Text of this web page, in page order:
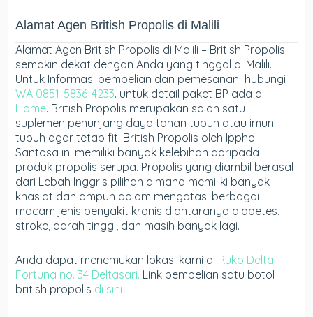
Alamat Agen British Propolis di Malili
Alamat Agen British Propolis di Malili – British Propolis
semakin dekat dengan Anda yang tinggal di Malili.
Untuk Informasi pembelian dan pemesanan hubungi
WA 0851-5836-4233. untuk detail paket BP ada di
Home. British Propolis merupakan salah satu
suplemen penunjang daya tahan tubuh atau imun
tubuh agar tetap fit. British Propolis oleh Ippho
Santosa ini memiliki banyak kelebihan daripada
produk propolis serupa. Propolis yang diambil berasal
dari Lebah Inggris pilihan dimana memiliki banyak
khasiat dan ampuh dalam mengatasi berbagai
macam jenis penyakit kronis diantaranya diabetes,
stroke, darah tinggi, dan masih banyak lagi.
Anda dapat menemukan lokasi kami di Ruko Delta
Fortuna no. 34 Deltasari. Link pembelian satu botol
british propolis di sini